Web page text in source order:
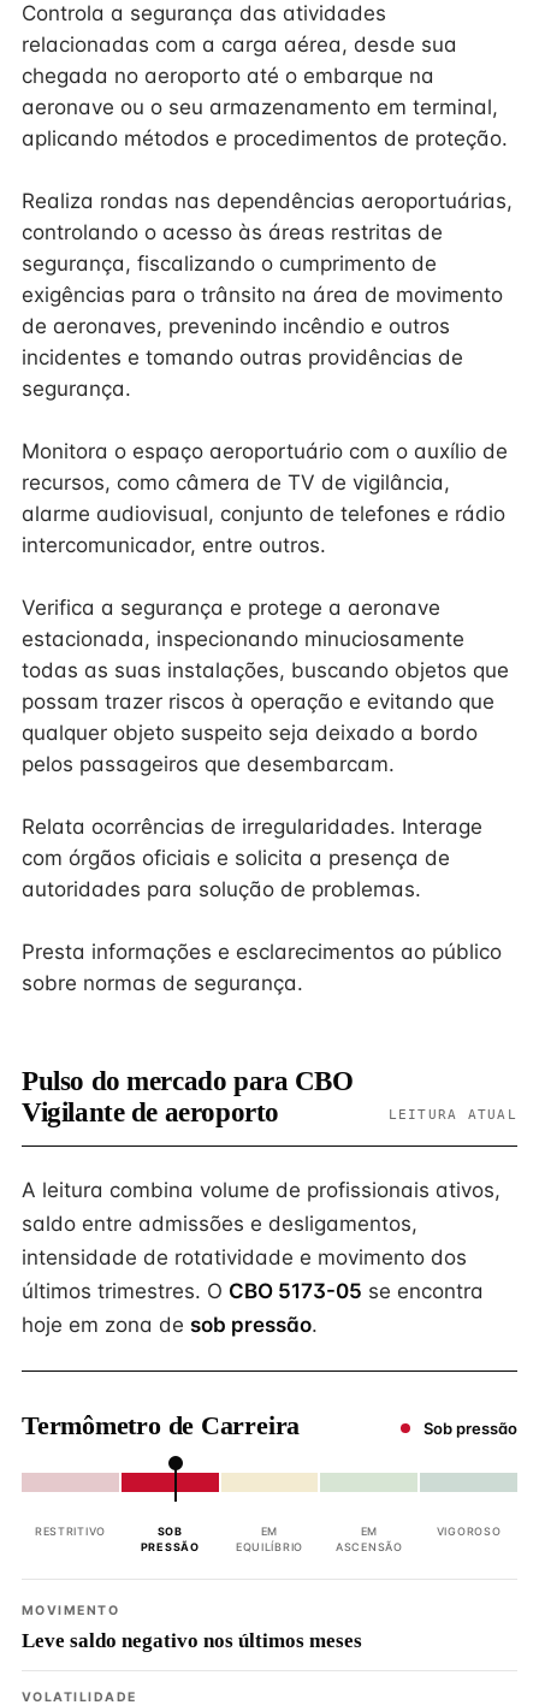
Controla a segurança das atividades
relacionadas com a carga aérea, desde sua
chegada no aeroporto até o embarque na
aeronave ou o seu armazenamento em terminal,
aplicando métodos e procedimentos de proteção.
Realiza rondas nas dependências aeroportuárias,
controlando o acesso às áreas restritas de
segurança, fiscalizando o cumprimento de
exigências para o trânsito na área de movimento
de aeronaves, prevenindo incêndio e outros
incidentes e tomando outras providências de
segurança.
Monitora o espaço aeroportuário com o auxílio de
recursos, como câmera de TV de vigilância,
alarme audiovisual, conjunto de telefones e rádio
intercomunicador, entre outros.
Verifica a segurança e protege a aeronave
estacionada, inspecionando minuciosamente
todas as suas instalações, buscando objetos que
possam trazer riscos à operação e evitando que
qualquer objeto suspeito seja deixado a bordo
pelos passageiros que desembarcam.
Relata ocorrências de irregularidades. Interage
com órgãos oficiais e solicita a presença de
autoridades para solução de problemas.
Presta informações e esclarecimentos ao público
sobre normas de segurança.
Pulso do mercado para CBO
Vigilante de aeroporto
LEITURA ATUAL
A leitura combina volume de profissionais ativos,
saldo entre admissões e desligamentos,
intensidade de rotatividade e movimento dos
últimos trimestres. O CBO 5173-05 se encontra
hoje em zona de sob pressão.
Termômetro de Carreira Sob pressão
RESTRITIVO
SOB
PRESSÃO
EM
EQUILÍBRIO
EM
ASCENSÃO
VIGOROSO
MOVIMENTO
Leve saldo negativo nos últimos meses
VOLATILIDADE